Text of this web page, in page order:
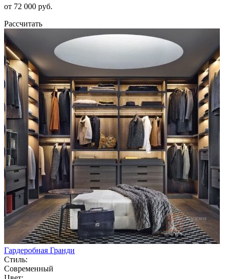
от 72 000 руб.
Рассчитать
Гардеробная Гранди
Стиль:
Современный